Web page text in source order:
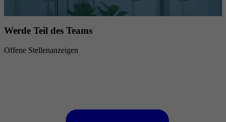
Werde Teil des Teams
Offene Stellenanzeigen